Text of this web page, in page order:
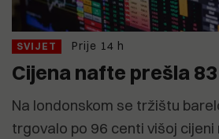
SVIJET Prije 14 h
Cijena nafte prešla
Na londonskom se tržištu
trgovalo po 96 centi višoj cijeni